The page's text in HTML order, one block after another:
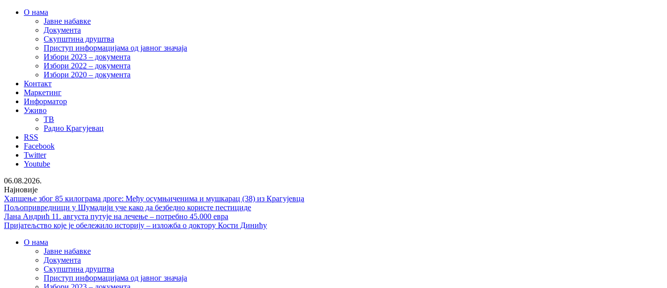
О нама
Јавне набавке
Документа
Скупштина друштва
Приступ информацијама од јавног значаја
Избори 2023 – документа
Избори 2022 – документа
Избори 2020 – документа
Контакт
Маркетинг
Информатор
Уживо
ТВ
Радио Крагујевац
RSS
Facebook
Twitter
Youtube
06.08.2026.
Најновије
Хапшење због 85 килограма дроге: Међу осумњиченима и мушкарац (38) из Крагујевца
Пољопривредници у Шумадији уче како да безбедно користе пестициде
Лана Андрић 11. августа путује на лечење – потребно 45.000 евра
Пријатељство које је обележило историју – изложба о доктору Кости Динићу
О нама
Јавне набавке
Документа
Скупштина друштва
Приступ информацијама од јавног значаја